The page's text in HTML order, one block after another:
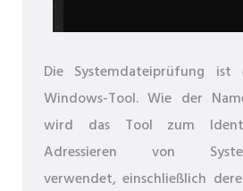
Die Systemdateiprüfung
Windows-Tool. Wie der
wird das Tool zum
Adressieren von
verwendet, einschließlich